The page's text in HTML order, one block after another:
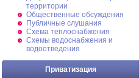
территории
Общественные обсуждения
Публичные слушания
Схема теплоснабжения
Схемы водоснабжения и
водоотведения
Приватизация